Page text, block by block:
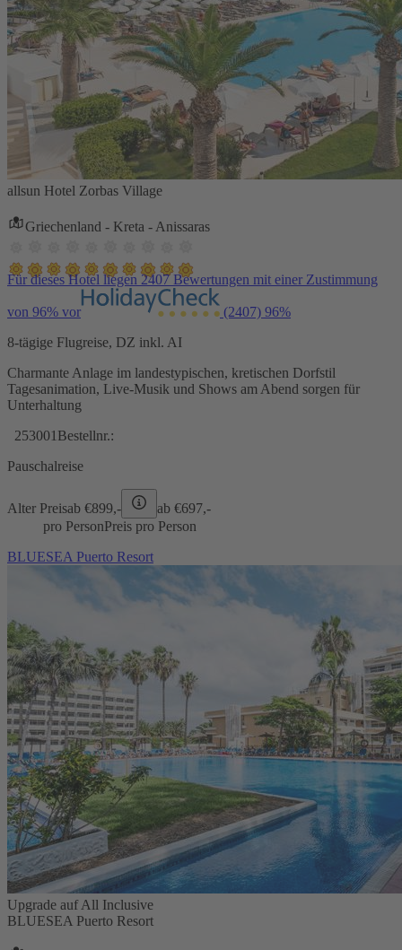
allsun Hotel Zorbas Village
Griechenland - Kreta - Anissaras
Für dieses Hotel liegen 2407 Bewertungen mit einer Zustimmung
von 96% vor (2407) 96%
8-tägige Flugreise, DZ inkl. AI
Charmante Anlage im landestypischen, kretischen Dorfstil
Tagesanimation, Live-Musik und Shows am Abend sorgen für
Unterhaltung
253001 Bestellnr.:
Pauschalreise
Alter Preisab €899,- ab €697,-
pro PersonPreis pro Person
BLUESEA Puerto Resort
Upgrade auf All Inclusive
BLUESEA Puerto Resort